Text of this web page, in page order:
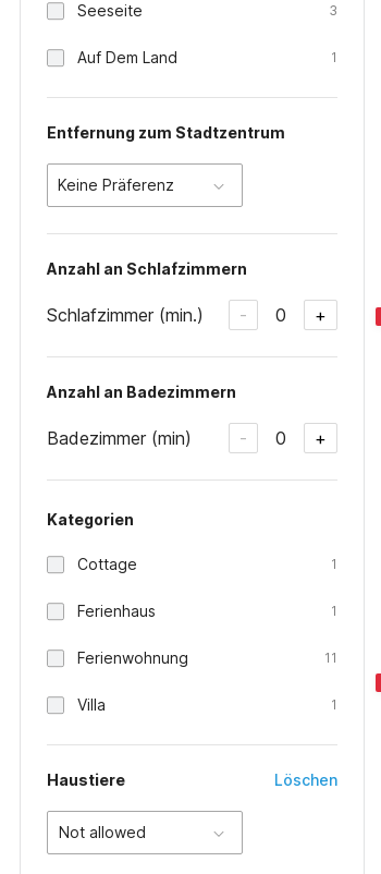
Seeseite 3
Auf Dem Land 1
Entfernung zum Stadtzentrum
Keine Präferenz
Anzahl an Schlafzimmern
Schlafzimmer (min.) - 0 +
Anzahl an Badezimmern
Badezimmer (min) - 0 +
Kategorien
Cottage 1
Ferienhaus 1
Ferienwohnung 11
Villa 1
Haustiere Löschen
Not allowed